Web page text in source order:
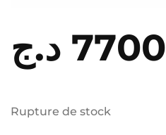
7700 د.ج
Rupture de stock